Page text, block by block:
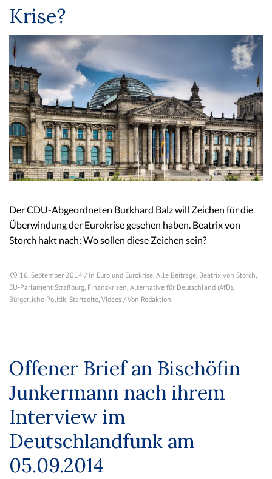
Krise?
Der CDU-Abgeordneten Burkhard Balz will Zeichen für die
Überwindung der Eurokrise gesehen haben. Beatrix von
Storch hakt nach: Wo sollen diese Zeichen sein?
16. September 2014 / In Euro und Eurokrise, Alle Beiträge, Beatrix von Storch,
EU-Parlament Straßburg, Finanzkrisen, Alternative für Deutschland (AfD),
Bürgerliche Politik, Startseite, Videos / Von Redaktion
Offener Brief an Bischöfin
Junkermann nach ihrem
Interview im
Deutschlandfunk am
05.09.2014